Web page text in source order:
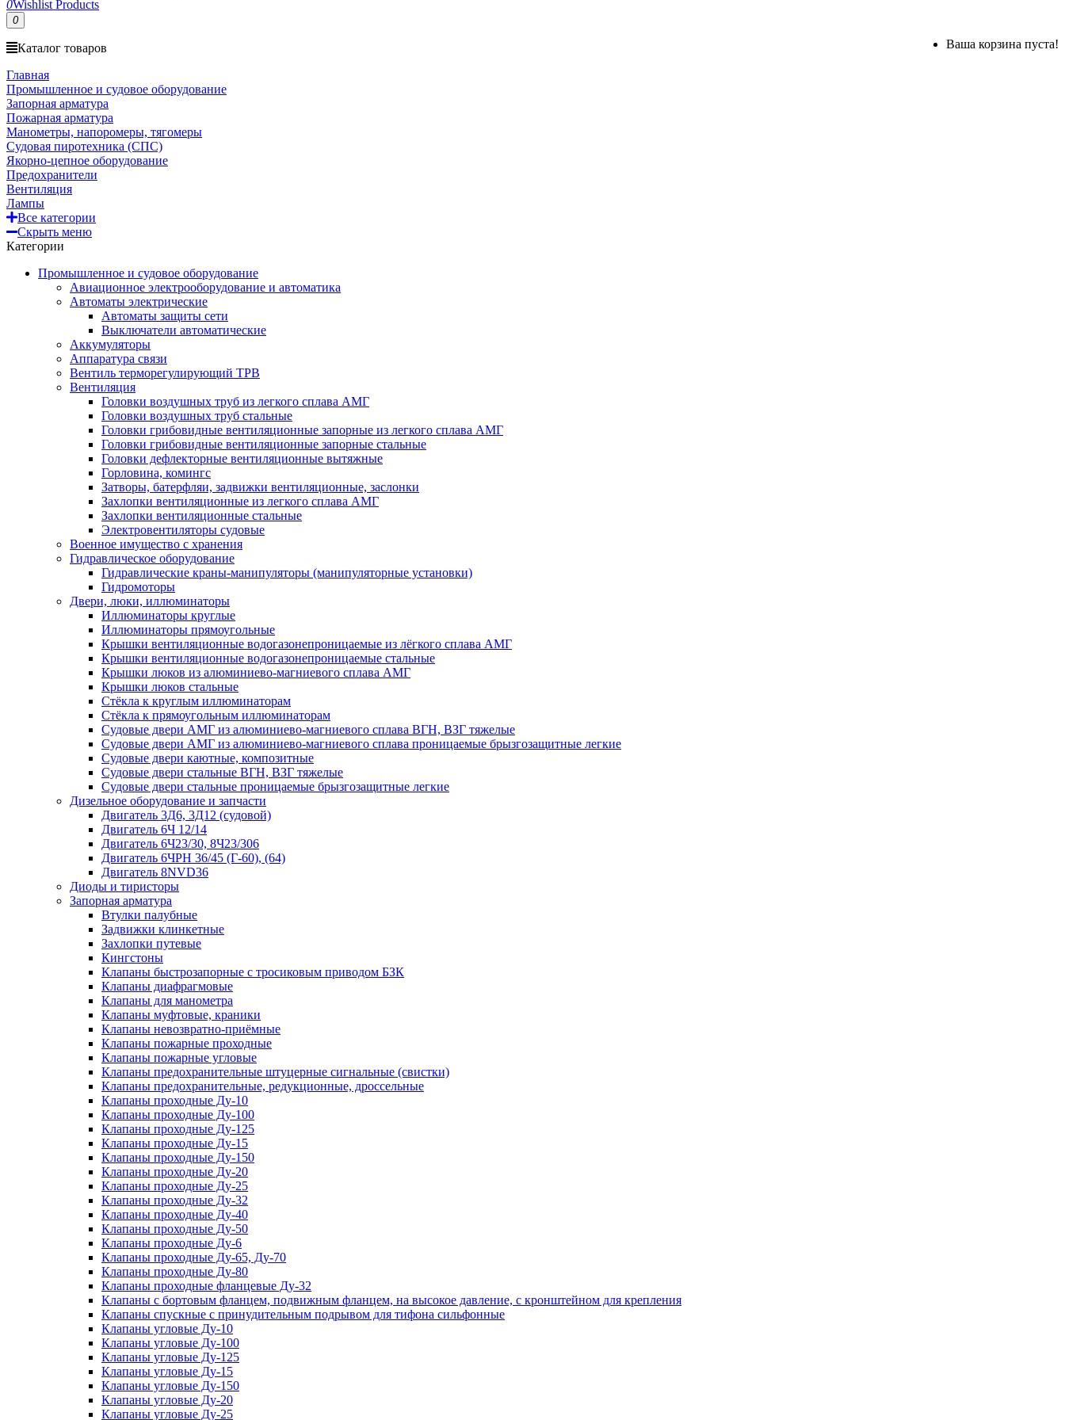
0Wishlist Products
0
Ваша корзина пуста!
Каталог товаров
Главная
Промышленное и судовое оборудование
Запорная арматура
Пожарная арматура
Манометры, напоромеры, тягомеры
Судовая пиротехника (СПС)
Якорно-цепное оборудование
Предохранители
Вентиляция
Лампы
Все категории
Скрыть меню
Категории
Промышленное и судовое оборудование
Авиационное электрооборудование и автоматика
Автоматы электрические
Автоматы защиты сети
Выключатели автоматические
Аккумуляторы
Аппаратура связи
Вентиль терморегулирующий ТРВ
Вентиляция
Головки воздушных труб из легкого сплава АМГ
Головки воздушных труб стальные
Головки грибовидные вентиляционные запорные из легкого сплава АМГ
Головки грибовидные вентиляционные запорные стальные
Головки дефлекторные вентиляционные вытяжные
Горловина, комингс
Затворы, батерфляи, задвижки вентиляционные, заслонки
Захлопки вентиляционные из легкого сплава АМГ
Захлопки вентиляционные стальные
Электровентиляторы судовые
Военное имущество с хранения
Гидравлическое оборудование
Гидравлические краны-манипуляторы (манипуляторные установки)
Гидромоторы
Двери, люки, иллюминаторы
Иллюминаторы круглые
Иллюминаторы прямоугольные
Крышки вентиляционные водогазонепроницаемые из лёгкого сплава АМГ
Крышки вентиляционные водогазонепроницаемые стальные
Крышки люков из алюминиево-магниевого сплава АМГ
Крышки люков стальные
Стёкла к круглым иллюминаторам
Стёкла к прямоугольным иллюминаторам
Судовые двери АМГ из алюминиево-магниевого сплава ВГН, ВЗГ тяжелые
Судовые двери АМГ из алюминиево-магниевого сплава проницаемые брызгозащитные легкие
Судовые двери каютные, композитные
Судовые двери стальные ВГН, ВЗГ тяжелые
Судовые двери стальные проницаемые брызгозащитные легкие
Дизельное оборудование и запчасти
Двигатель 3Д6, 3Д12 (судовой)
Двигатель 6Ч 12/14
Двигатель 6Ч23/30, 8Ч23/306
Двигатель 6ЧРН 36/45 (Г-60), (64)
Двигатель 8NVD36
Диоды и тиристоры
Запорная арматура
Втулки палубные
Задвижки клинкетные
Захлопки путевые
Кингстоны
Клапаны быстрозапорные с тросиковым приводом БЗК
Клапаны диафрагмовые
Клапаны для манометра
Клапаны муфтовые, краники
Клапаны невозвратно-приёмные
Клапаны пожарные проходные
Клапаны пожарные угловые
Клапаны предохранительные штуцерные сигнальные (свистки)
Клапаны предохранительные, редукционные, дроссельные
Клапаны проходные Ду-10
Клапаны проходные Ду-100
Клапаны проходные Ду-125
Клапаны проходные Ду-15
Клапаны проходные Ду-150
Клапаны проходные Ду-20
Клапаны проходные Ду-25
Клапаны проходные Ду-32
Клапаны проходные Ду-40
Клапаны проходные Ду-50
Клапаны проходные Ду-6
Клапаны проходные Ду-65, Ду-70
Клапаны проходные Ду-80
Клапаны проходные фланцевые Ду-32
Клапаны с бортовым фланцем, подвижным фланцем, на высокое давление, с кронштейном для крепления
Клапаны спускные с принудительным подрывом для тифона сильфонные
Клапаны угловые Ду-10
Клапаны угловые Ду-100
Клапаны угловые Ду-125
Клапаны угловые Ду-15
Клапаны угловые Ду-150
Клапаны угловые Ду-20
Клапаны угловые Ду-25